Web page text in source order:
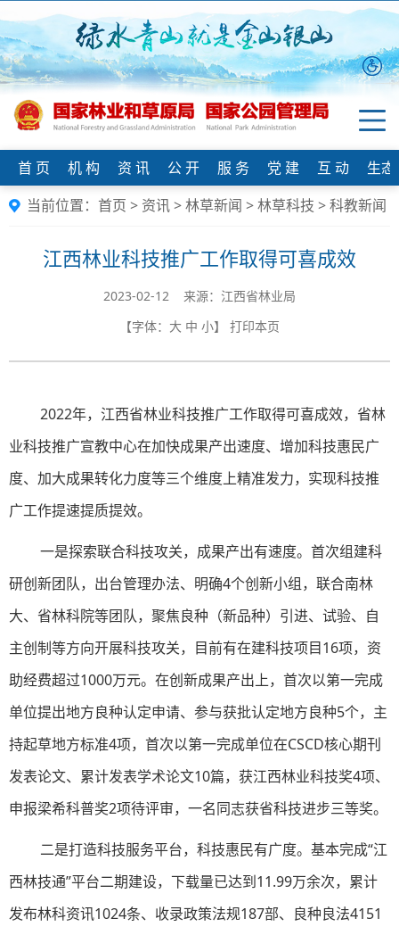
首 页 机 构 资 讯 公 开 服 务 党 建 互 动
生
当前位置： 首页 > 资讯>林草新闻 >林草科技 >科教新闻
江西林业科技推广工作取得可喜成效
2023-02-12 来源：​江西省林业局
【字体： 大 中 小】 打印本页
2022年，江西省林业科技推广工作取得可喜成效，省林
业科技推广宣教中心在加快成果产出速度、增加科技惠民广
度、加大成果转化力度等三个维度上精准发力，实现科技推
广工作提速提质提效。
一是探索联合科技攻关，成果产出有速度。首次组建科
研创新团队，出台管理办法、明确4个创新小组，联合南林
大、省林科院等团队，聚焦良种（新品种）引进、试验、自
主创制等方向开展科技攻关，目前有在建科技项目16项，资
助经费超过1000万元。在创新成果产出上，首次以第一完成
单位提出地方良种认定申请、参与获批认定地方良种5个，主
持起草地方标准4项，首次以第一完成单位在CSCD核心期刊
发表论文、累计发表学术论文10篇，获江西林业科技奖4项、
申报梁希科普奖2项待评审，一名同志获省科技进步三等奖。
二是打造科技服务平台，科技惠民有广度。基本完成“江
西林技通”平台二期建设，下载量已达到11.99万余次，累计
发布林科资讯1024条、收录政策法规187部、良种良法4151